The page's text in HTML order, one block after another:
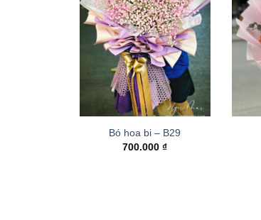
Bó hoa bi – B29
700.000₫